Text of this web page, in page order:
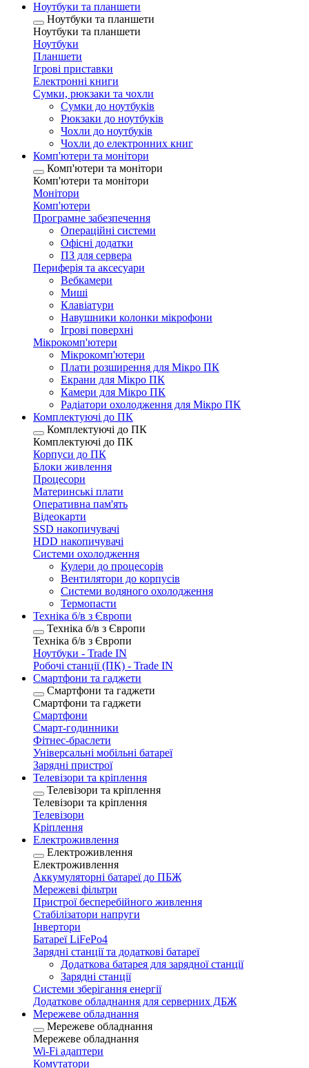
Ноутбуки та планшети
Ноутбуки та планшети
Ноутбуки та планшети
Ноутбуки
Планшети
Ігрові приставки
Електронні книги
Сумки, рюкзаки та чохли
Сумки до ноутбуків
Рюкзаки до ноутбуків
Чохли до ноутбуків
Чохли до електронних книг
Комп'ютери та монітори
Комп'ютери та монітори
Комп'ютери та монітори
Монітори
Комп'ютери
Програмне забезпечення
Операційні системи
Офісні додатки
ПЗ для сервера
Периферія та аксесуари
Вебкамери
Миші
Клавіатури
Навушники колонки мікрофони
Ігрові поверхні
Мікрокомп'ютери
Мікрокомп'ютери
Плати розширення для Мікро ПК
Екрани для Мікро ПК
Камери для Мікро ПК
Радіатори охолодження для Мікро ПК
Комплектуючі до ПК
Комплектуючі до ПК
Комплектуючі до ПК
Корпуси до ПК
Блоки живлення
Процесори
Материнські плати
Оперативна пам'ять
Відеокарти
SSD накопичувачі
HDD накопичувачі
Системи охолодження
Кулери до процесорів
Вентилятори до корпусів
Системи водяного охолодження
Термопасти
Техніка б/в з Європи
Техніка б/в з Європи
Техніка б/в з Європи
Ноутбуки - Trade IN
Робочі станції (ПК) - Trade IN
Смартфони та гаджети
Смартфони та гаджети
Смартфони та гаджети
Смартфони
Смарт-годинники
Фітнес-браслети
Універсальні мобільні батареї
Зарядні пристрої
Телевізори та кріплення
Телевізори та кріплення
Телевізори та кріплення
Телевізори
Кріплення
Електроживлення
Електроживлення
Електроживлення
Аккумуляторні батареї до ПБЖ
Мережеві фільтри
Пристрої бесперебійного живлення
Стабілізатори напруги
Інвертори
Батареї LiFePo4
Зарядні станції та додаткові батареї
Додаткова батарея для зарядної станції
Зарядні станції
Системи зберігання енергії
Додаткове обладнання для серверних ДБЖ
Мережеве обладнання
Мережеве обладнання
Мережеве обладнання
Wi-Fi адаптери
Комутатори